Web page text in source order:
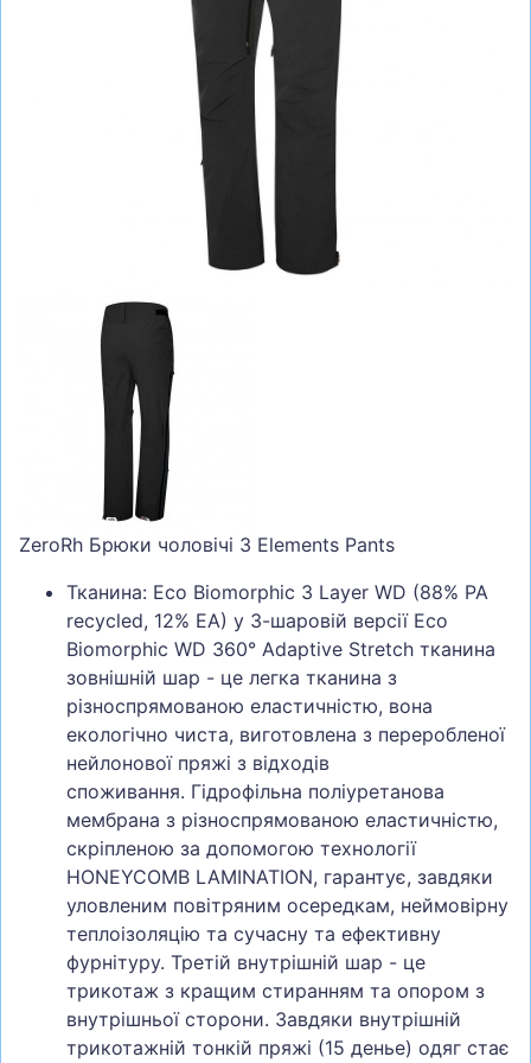
ШОЛОМИ, ЗАХИСТ, ОКУЛЯРИ
БІГ, ФІТНЕС, М'ЯЧІ
ТЕНІС, БАДМІНТОН
ВОДНІ ВИДИ СПОРТУ
ТУРИЗМ
ZeroRh Брюки чоловічі 3 Elements Pants
Тканина: Eco Biomorphic 3 Layer WD (88% PA
recycled, 12% EA) у 3-шаровій версії Eco
Biomorphic WD 360° Adaptive Stretch тканина
зовнішній шар - це легка тканина з
різноспрямованою еластичністю, вона
екологічно чиста, виготовлена з переробленої
нейлонової пряжі з відходів
споживання. Гідрофільна поліуретанова
мембрана з різноспрямованою еластичністю,
скріпленою за допомогою технології
HONEYCOMB LAMINATION, гарантує, завдяки
уловленим повітряним осередкам, неймовірну
теплоізоляцію та сучасну та ефективну
фурнітуру. Третій внутрішній шар - це
трикотаж з кращим стиранням та опором з
внутрішньої сторони. Завдяки внутрішній
трикотажній тонкій пряжі (15 денье) одяг стає